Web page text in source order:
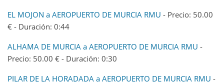
EL MOJON a AEROPUERTO DE MURCIA RMU - Precio: 50.00
€ - Duración: 0:44
ALHAMA DE MURCIA a AEROPUERTO DE MURCIA RMU -
Precio: 50.00 € - Duración: 0:30
PILAR DE LA HORADADA a AEROPUERTO DE MURCIA RMU -